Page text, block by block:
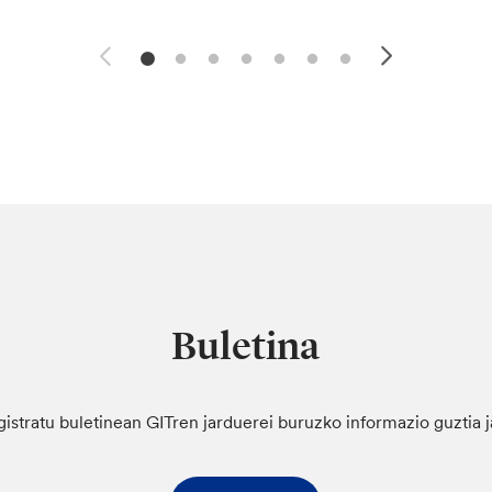
Buletina
buletinean GITren jarduerei buruzko informazio guztia